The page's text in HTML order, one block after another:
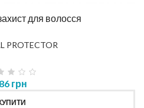
для волосся
PROTECTOR
грн